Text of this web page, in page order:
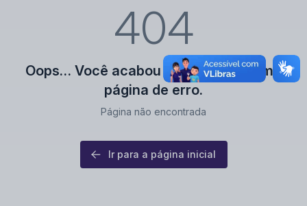
404
Oops… Você acabou de encontrar uma
página de erro.
Página não encontrada
Ir para a página inicial